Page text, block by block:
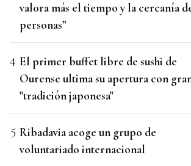
valora más el tiempo y la cercanía
personas”
El primer buffet libre de sushi de
Ourense ultima su apertura con
"tradición japonesa"
Ribadavia acoge un grupo de
voluntariado internacional